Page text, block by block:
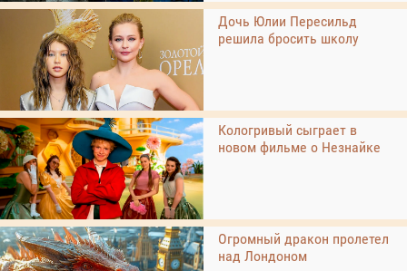
Дочь Юлии Пересильд
решила бросить школу
Кологривый сыграет в
новом фильме о Незнайке
Огромный дракон пролетел
над Лондоном